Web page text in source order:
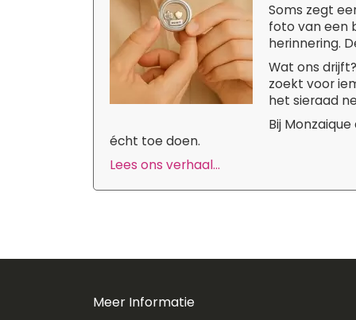
Soms zegt
foto van een
herinnering.
Wat ons
zoekt voor
het sieraad
Bij
écht toe doen.
Lees ons verhaal...
Meer Informatie